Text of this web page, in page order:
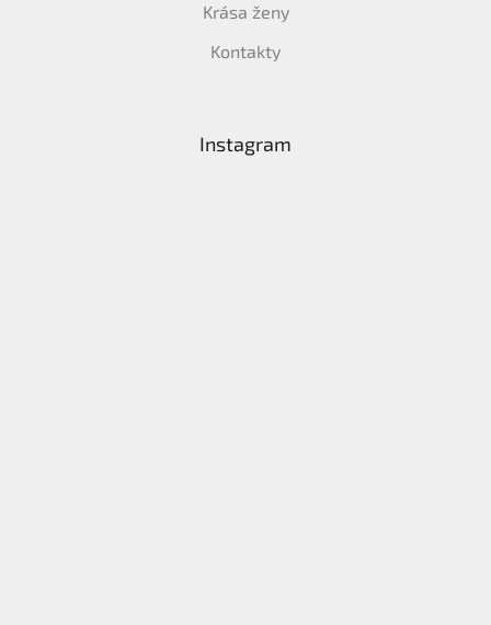
Krása ženy
Kontakty
Instagram